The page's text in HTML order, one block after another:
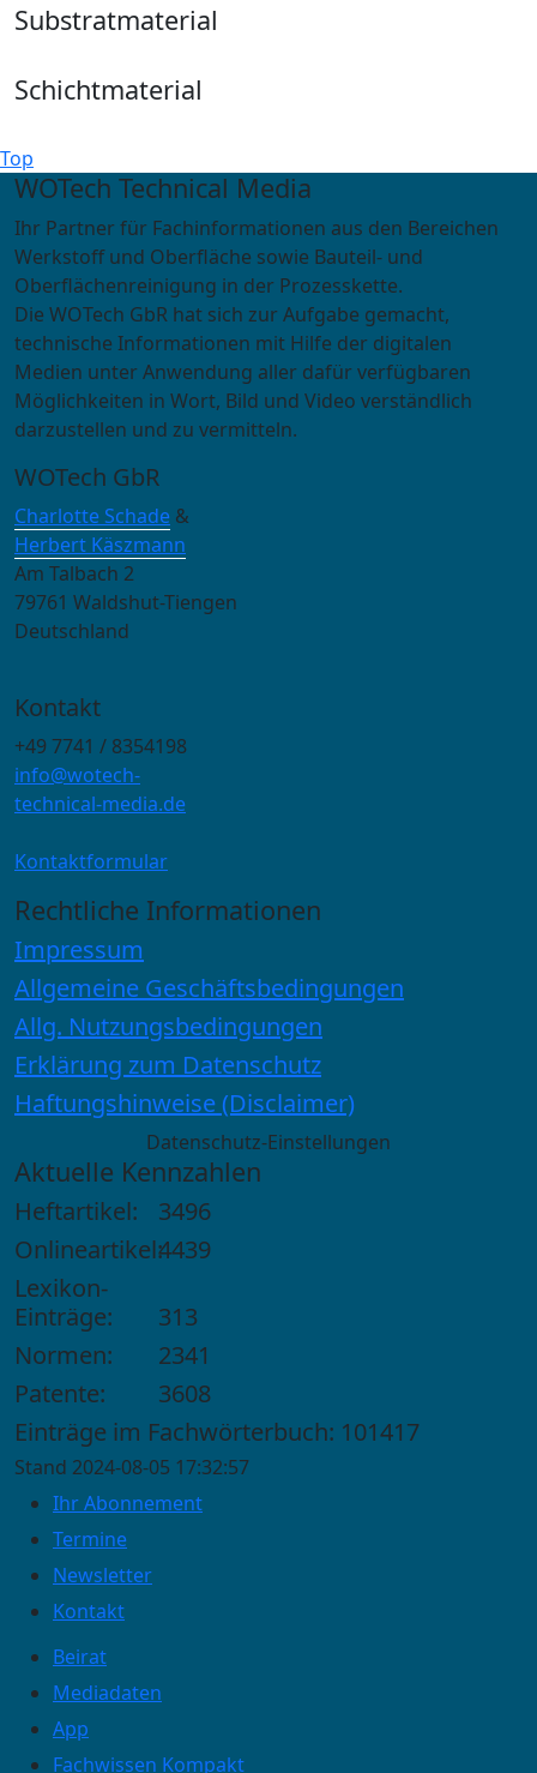
Substratmaterial
Schichtmaterial
Top
WOTech Technical Media
Ihr Partner für Fachinformationen aus den Bereichen
Werkstoff und Oberfläche sowie Bauteil- und
Oberflächenreinigung in der Prozesskette.
Die WOTech GbR hat sich zur Aufgabe gemacht,
technische Informationen mit Hilfe der digitalen
Medien unter Anwendung aller dafür verfügbaren
Möglichkeiten in Wort, Bild und Video verständlich
darzustellen und zu vermitteln.
WOTech GbR
Charlotte Schade &
Herbert Käszmann
Am Talbach 2
79761 Waldshut-Tiengen
Deutschland
Kontakt
+49 7741 / 8354198
info@wotech-
technical-media.de
Kontaktformular
Rechtliche Informationen
Impressum
Allgemeine Geschäftsbedingungen
Allg. Nutzungsbedingungen
Erklärung zum Datenschutz
Haftungshinweise (Disclaimer)
Datenschutz-Einstellungen
Aktuelle Kennzahlen
Heftartikel:
3496
Onlineartikel:4439
Lexikon-
Einträge:
313
Normen:
2341
Patente:
3608
Einträge im Fachwörterbuch: 101417
Stand 2024-08-05 17:32:57
Ihr Abonnement
Termine
Newsletter
Kontakt
Beirat
Mediadaten
App
Fachwissen Kompakt